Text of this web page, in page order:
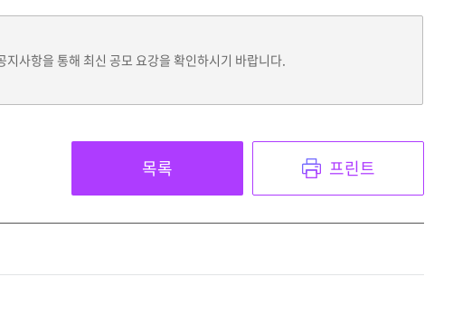
사항을 통해 최신 공모 요강을 확인하시기 바랍니다.
목록 프린트